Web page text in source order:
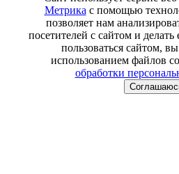
Метрика с помощью
позволяет нам
посетителей с сайтом и
пользоваться сайтом,
использованием файлов
обработки